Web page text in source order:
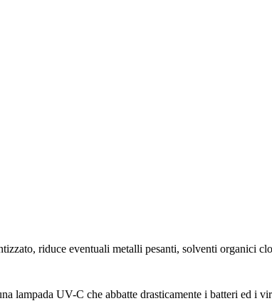
riduce eventuali metalli pesanti, solventi organici
lampada UV-C che abbatte drasticamente i batteri ed i